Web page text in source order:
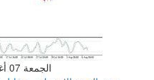
الجمعة 07 أغسطس 2026 06:06 صباحاً